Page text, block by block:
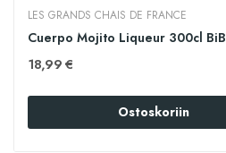
LES GRANDS CHAIS DE FRANCE
Cuerpo Mojito Liqueur 300cl BiB
18,99 €
Ostoskoriin